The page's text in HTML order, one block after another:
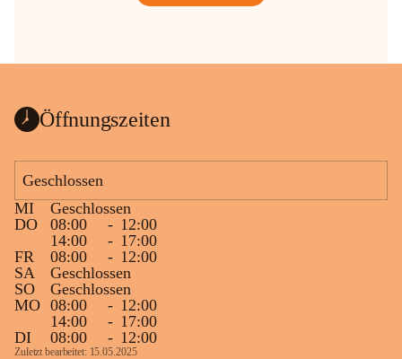
Öffnungszeiten
Geschlossen
MI
Geschlossen
DO
08:00 - 12:00
14:00
- 17:00
FR
08:00 - 12:00
SA
Geschlossen
SO
Geschlossen
MO 08:00 - 12:00
14:00
- 17:00
DI
08:00 - 12:00
Zuletzt bearbeitet: 15.05.2025